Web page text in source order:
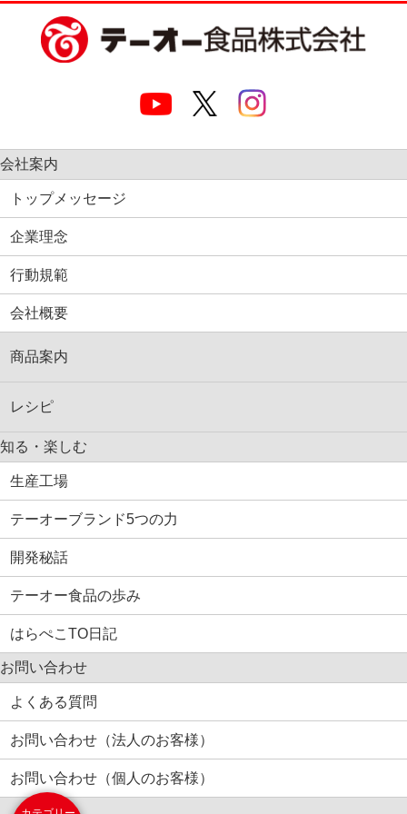
会社案内
トップメッセージ
企業理念
行動規範
会社概要
商品案内
レシピ
知る・楽しむ
生産工場
テーオーブランド5つの力
開発秘話
テーオー食品の歩み
はらぺこTO日記
お問い合わせ
よくある質問
お問い合わせ（法人のお客様）
お問い合わせ（個人のお客様）